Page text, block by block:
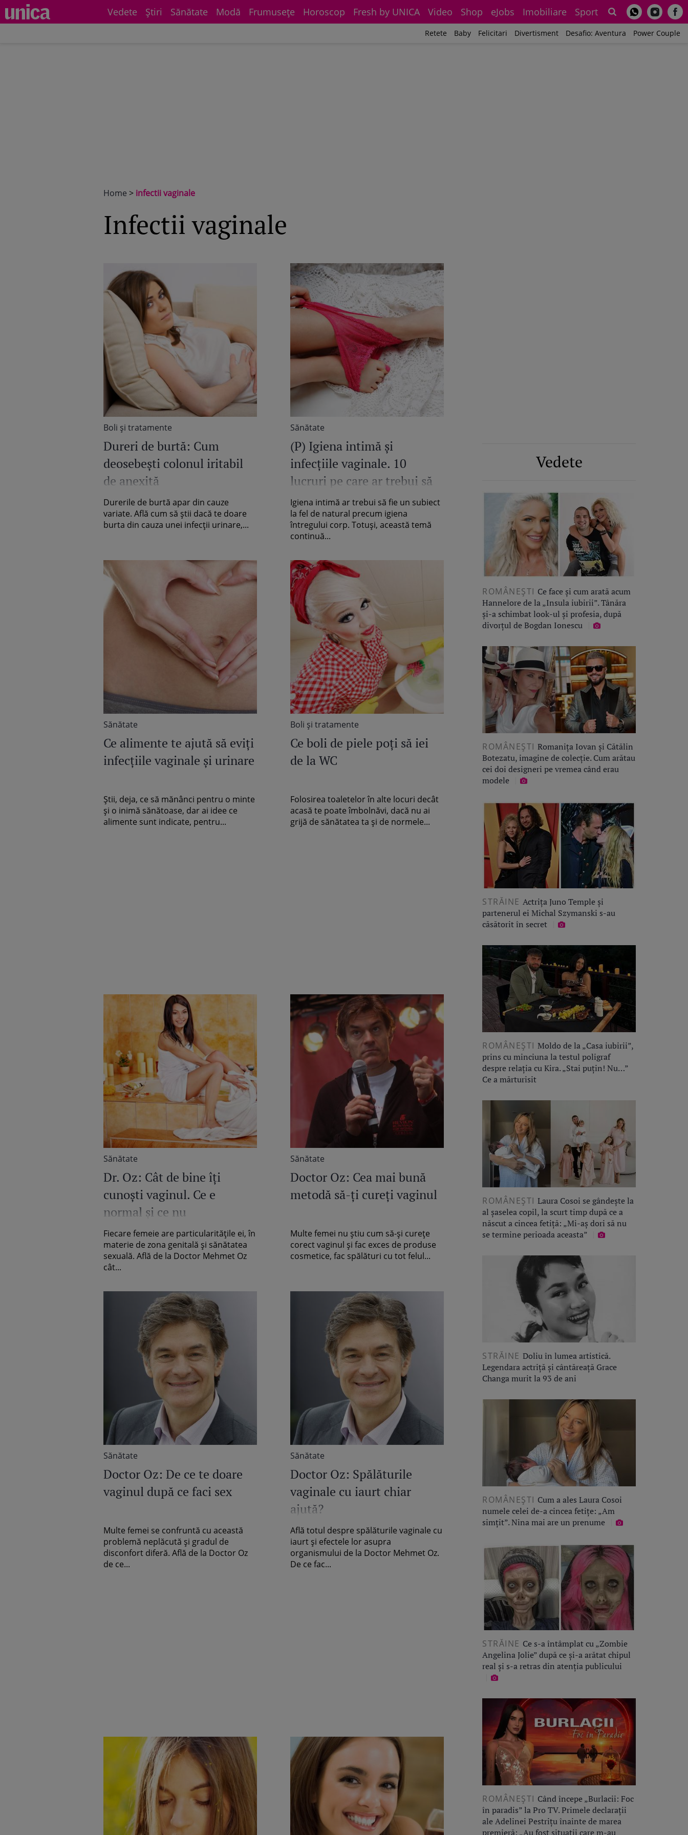
Vedete Știri Sănătate Modă Frumuseţe Horoscop Fresh by UNICA Video Shop eJobs Imobiliare Sport
Retete Baby Felicitari Divertisment Desafio: Aventura Power Couple
Home > infectii vaginale
infectii vaginale
Boli şi tratamente
Dureri de burtă: Cum
deosebeşti colonul iritabil
de anexită
Durerile de burtă apar din cauze
variate. Află cum să ştii dacă te doare
burta din cauza unei infecţii urinare,...
Sănătate
(P) Igiena intimă și
infecțiile vaginale. 10
lucruri pe care ar trebui să
le știe orice femeie
Igiena intimă ar trebui să fie un subiect
la fel de natural precum igiena
întregului corp. Totuși, această temă
continuă...
Sănătate
Ce alimente te ajută să eviţi
infecţiile vaginale şi urinare
Ştii, deja, ce să mănânci pentru o minte
şi o inimă sănătoase, dar ai idee ce
alimente sunt indicate, pentru...
Boli şi tratamente
Ce boli de piele poţi să iei
de la WC
Folosirea toaletelor în alte locuri decât
acasă te poate îmbolnăvi, dacă nu ai
grijă de sănătatea ta şi de normele...
Sănătate
Dr. Oz: Cât de bine îţi
cunoşti vaginul. Ce e
normal şi ce nu
Fiecare femeie are particularităţile ei, în
materie de zona genitală şi sănătatea
sexuală. Află de la Doctor Mehmet Oz
cât...
Sănătate
Doctor Oz: Cea mai bună
metodă să-ţi cureţi vaginul
Multe femei nu ştiu cum să-şi cureţe
corect vaginul şi fac exces de produse
cosmetice, fac spălături cu tot felul...
Sănătate
Doctor Oz: De ce te doare
vaginul după ce faci sex
Multe femei se confruntă cu această
problemă neplăcută şi gradul de
disconfort diferă. Află de la Doctor Oz
de ce...
Sănătate
Doctor Oz: Spălăturile
vaginale cu iaurt chiar
ajută?
Află totul despre spălăturile vaginale cu
iaurt şi efectele lor asupra
organismului de la Doctor Mehmet Oz.
De ce fac...
Vedete
ROMÂNEŞTI Ce face și cum arată acum
Hannelore de la „Insula iubirii”. Tânăra
și-a schimbat look-ul și profesia, după
divorțul de Bogdan Ionescu
ROMÂNEŞTI Romanița Iovan și Cătălin
Botezatu, imagine de colecție. Cum arătau
cei doi designeri pe vremea când erau
modele
STRĂINE Actrița Juno Temple și
partenerul ei Michal Szymanski s-au
căsătorit în secret
ROMÂNEŞTI Moldo de la „Casa iubirii”,
prins cu minciuna la testul poligraf
despre relația cu Kira. „Stai puțin! Nu…”
Ce a mărturisit
ROMÂNEŞTI Laura Cosoi se gândește la
al șaselea copil, la scurt timp după ce a
născut a cincea fetiță: „Mi-aș dori să nu
se termine perioada aceasta”
STRĂINE Doliu în lumea artistică.
Legendara actriță și cântăreață Grace
Changa murit la 93 de ani
ROMÂNEŞTI Cum a ales Laura Cosoi
numele celei de-a cincea fetițe: „Am
simțit”. Nina mai are un prenume
STRĂINE Ce s-a întâmplat cu „Zombie
Angelina Jolie” după ce și-a arătat chipul
real și s-a retras din atenția publicului
ROMÂNEŞTI Când începe „Burlacii: Foc
în paradis” la Pro TV. Primele declarații
ale Adelinei Pestrițu înainte de marea
premieră: „Au fost situații care m-au